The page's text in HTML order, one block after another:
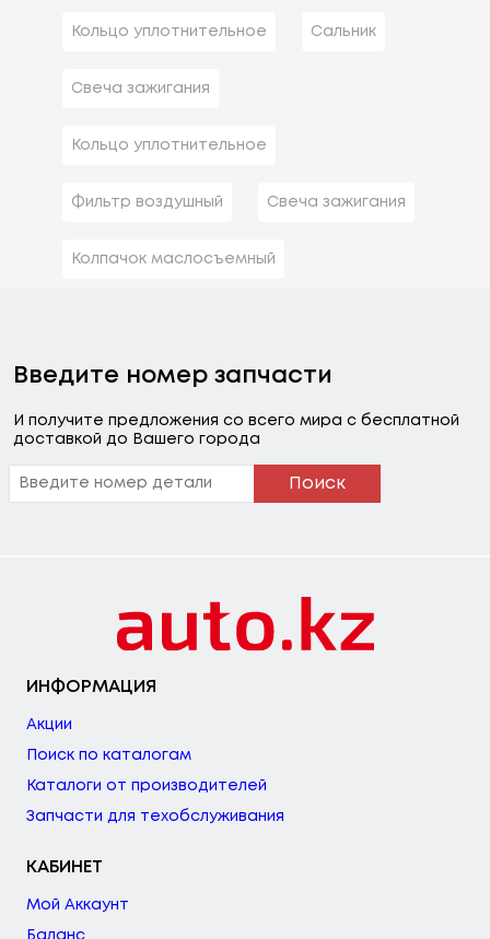
Кольцо уплотнительное Сальник
Свеча зажигания
Кольцо уплотнительное
Фильтр воздушный Свеча зажигания
Колпачок маслосъемный
Введите номер запчасти
И получите предложения со всего мира с бесплатной
доставкой до Вашего города
Поиск
ИНФОРМАЦИЯ
Акции
Поиск по каталогам
Каталоги от производителей
Запчасти для техобслуживания
КАБИНЕТ
Мой Аккаунт
Баланс